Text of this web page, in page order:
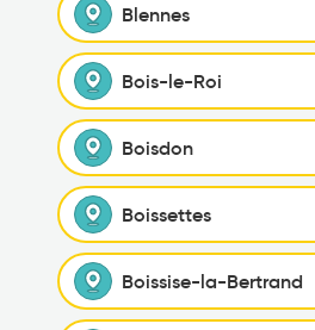
Blennes
Bois-le-Roi
Boisdon
Boissettes
Boissise-la-Bertrand